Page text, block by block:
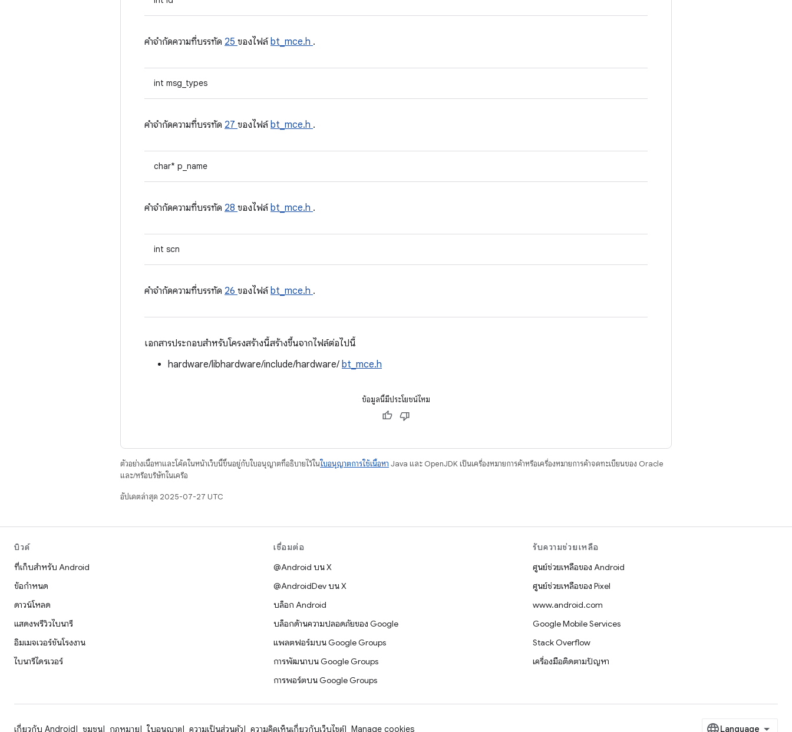
คําจํากัดความที่บรรทัด 25 ของไฟล์bt_mce.h .
int msg_types
คําจํากัดความที่บรรทัด 27 ของไฟล์bt_mce.h .
char* p_name
คําจํากัดความที่บรรทัด 28 ของไฟล์bt_mce.h .
int scn
คําจํากัดความที่บรรทัด 26 ของไฟล์bt_mce.h .
เอกสารประกอบสำหรับโครงสร้างนี้สร้างขึ้นจากไฟล์ต่อไปนี้
hardware/libhardware/include/hardware/ bt_mce.h
ข้อมูลนี้มีประโยชน์ไหม
ตัวอย่างเนื้อหาและโค้ดในหน้าเว็บนี้ขึ้นอยู่กับใบอนุญาตที่อธิบายไว้ในใบอนุญาตการใช้เนื้อหา Java และ OpenJDK เป็นเครื่องหมายการค้าหรือเครื่องหมายการค้าจดทะเบียนของ Oracle
และ/หรือบริษัทในเครือ
อัปเดตล่าสุด 2025-07-27 UTC
บิวด์
ที่เก็บสำหรับ Android
ข้อกำหนด
ดาวน์โหลด
แสดงพรีวิวไบนารี
อิมเมจเวอร์ชันโรงงาน
ไบนารีไดรเวอร์
เชื่อมต่อ
@Android บน X
@AndroidDev บน X
บล็อก Android
บล็อกด้านความปลอดภัยของ Google
แพลตฟอร์มบน Google Groups
การพัฒนาบน Google Groups
การพอร์ตบน Google Groups
รับความช่วยเหลือ
ศูนย์ช่วยเหลือของ Android
ศูนย์ช่วยเหลือของ Pixel
www.android.com
Google Mobile Services
Stack Overflow
เครื่องมือติดตามปัญหา
เกี่ยวกับ Android ชุมชน กฎหมาย ใบอนุญาต ความเป็นส่วนตัว ความคิดเห็นเกี่ยวกับเว็บไซต์ Manage cookies